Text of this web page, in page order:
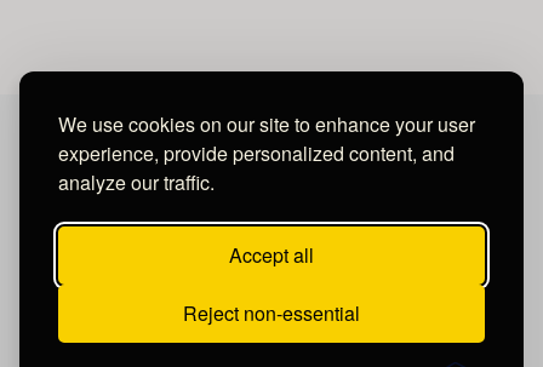
We use cookies on our site to enhance your user
experience, provide personalized content, and
analyze our traffic.
Accept all
Reject non-essential
MAYA MEDIA GROUP
Ubicados en Tegucigalpa - Honduras.